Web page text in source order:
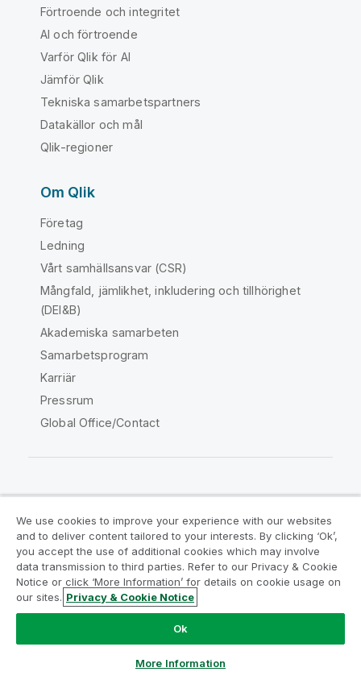
Förtroende och integritet
AI och förtroende
Varför Qlik för AI
Jämför Qlik
Tekniska samarbetspartners
Datakällor och mål
Qlik-regioner
Om Qlik
Företag
Ledning
Vårt samhällsansvar (CSR)
Mångfald, jämlikhet, inkludering och tillhörighet
(DEI&B)
Akademiska samarbeten
Samarbetsprogram
Karriär
Pressrum
Global Office/Contact
Juridiska avtal
Produktvillkor
Legal Policies
Legal Policies
Användningsvillkor
Varumärken
Do Not Share My Info
Copyright © 1993-2026 QlikTech International AB. Alla
We use cookies to improve your experience with our websites
and to deliver content tailored to your interests. By clicking ‘Ok’,
you accept the use of additional cookies which may involve
data transmission to third parties. Refer to our Privacy & Cookie
Notice or click ‘More Information’ for details on cookie usage on
our sites. Privacy & Cookie Notice
Ok
More Information